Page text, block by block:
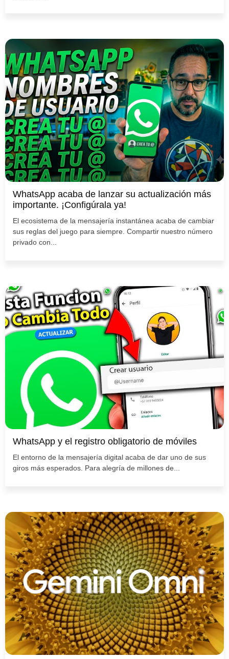
WhatsApp acaba de lanzar su actualización más
importante. ¡Configúrala ya!
El ecosistema de la mensajería instantánea acaba de cambiar
sus reglas del juego para siempre. Compartir nuestro número
privado con...
WhatsApp y el registro obligatorio de móviles
El entorno de la mensajería digital acaba de dar uno de sus
giros más esperados. Para alegría de millones de...